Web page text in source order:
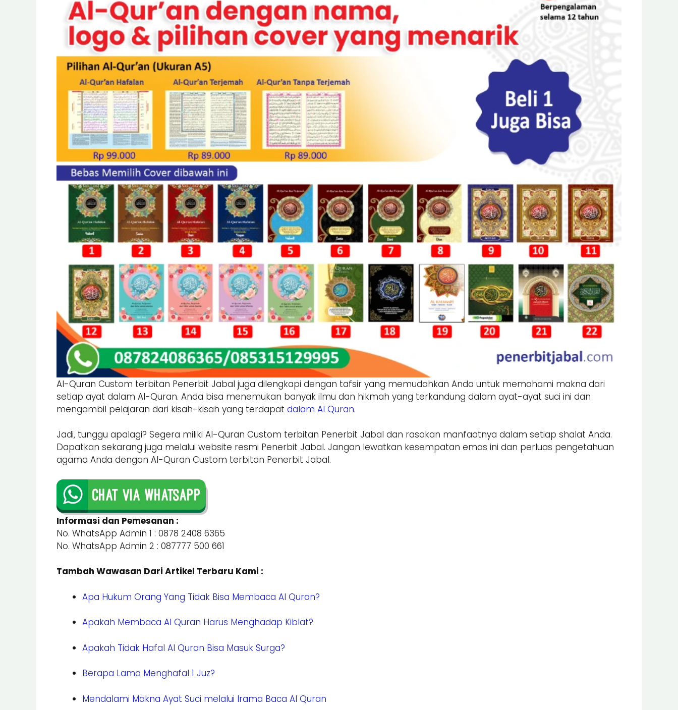
Al-Quran Custom terbitan Penerbit Jabal juga dilengkapi dengan tafsir yang memudahkan Anda untuk memahami makna dari
setiap ayat dalam Al-Quran. Anda bisa menemukan banyak ilmu dan hikmah yang terkandung dalam ayat-ayat suci ini dan
mengambil pelajaran dari kisah-kisah yang terdapat dalam Al Quran.
Jadi, tunggu apalagi? Segera miliki Al-Quran Custom terbitan Penerbit Jabal dan rasakan manfaatnya dalam setiap shalat Anda.
Dapatkan sekarang juga melalui website resmi Penerbit Jabal. Jangan lewatkan kesempatan emas ini dan perluas pengetahuan
agama Anda dengan Al-Quran Custom terbitan Penerbit Jabal.
Informasi dan Pemesanan :
No. WhatsApp Admin 1 : 0878 2408 6365
No. WhatsApp Admin 2 : 087777 500 661
Tambah Wawasan Dari Artikel Terbaru Kami :
Apa Hukum Orang Yang Tidak Bisa Membaca Al Quran?
Apakah Membaca Al Quran Harus Menghadap Kiblat?
Apakah Tidak Hafal Al Quran Bisa Masuk Surga?
Berapa Lama Menghafal 1 Juz?
Mendalami Makna Ayat Suci melalui Irama Baca Al Quran